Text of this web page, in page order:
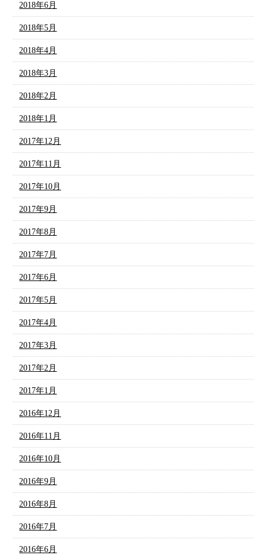
2018年6月
2018年5月
2018年4月
2018年3月
2018年2月
2018年1月
2017年12月
2017年11月
2017年10月
2017年9月
2017年8月
2017年7月
2017年6月
2017年5月
2017年4月
2017年3月
2017年2月
2017年1月
2016年12月
2016年11月
2016年10月
2016年9月
2016年8月
2016年7月
2016年6月